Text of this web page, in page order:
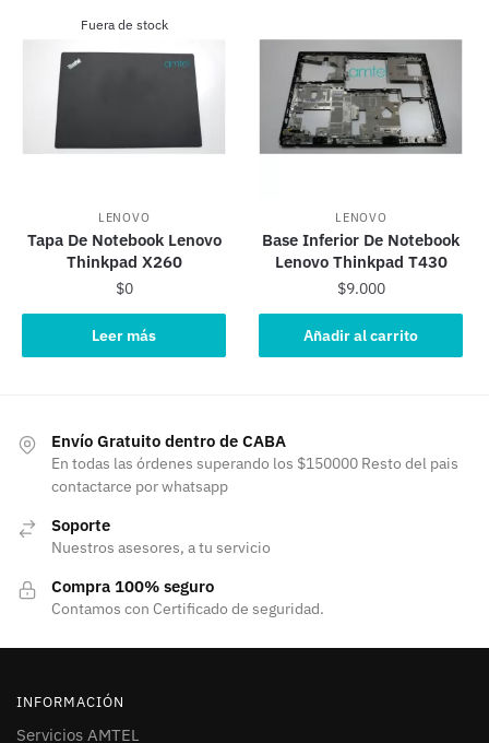
Fuera de stock
LENOVO
Tapa De Notebook Lenovo
Thinkpad X260
$0
Leer más
LENOVO
Base Inferior De Notebook
Lenovo Thinkpad T430
$9.000
Añadir al carrito
Envío Gratuito dentro de CABA
En todas las órdenes superando los $150000 Resto del pais
contactarce por whatsapp
Soporte
Nuestros asesores, a tu servicio
Compra 100% seguro
Contamos con Certificado de seguridad.
INFORMACIÓN
Servicios AMTEL